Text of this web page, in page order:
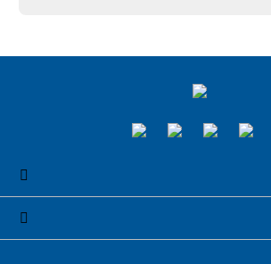

